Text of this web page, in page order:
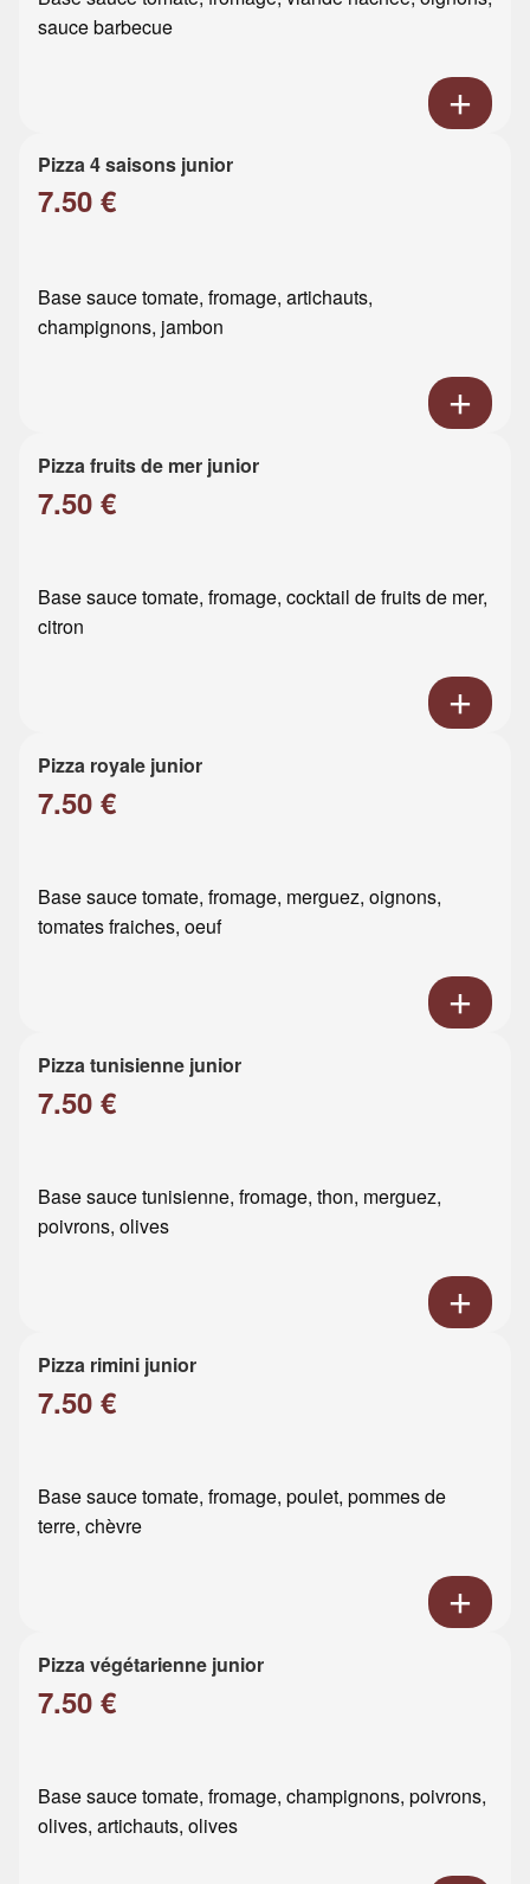
sauce barbecue
Pizza 4 saisons junior
7.50 €
Base sauce tomate, fromage, artichauts,
champignons, jambon
Pizza fruits de mer junior
7.50 €
Base sauce tomate, fromage, cocktail de fruits de mer,
citron
Pizza royale junior
7.50 €
Base sauce tomate, fromage, merguez, oignons,
tomates fraiches, oeuf
Pizza tunisienne junior
7.50 €
Base sauce tunisienne, fromage, thon, merguez,
poivrons, olives
Pizza rimini junior
7.50 €
Base sauce tomate, fromage, poulet, pommes de
terre, chèvre
Pizza végétarienne junior
7.50 €
Base sauce tomate, fromage, champignons, poivrons,
olives, artichauts, olives